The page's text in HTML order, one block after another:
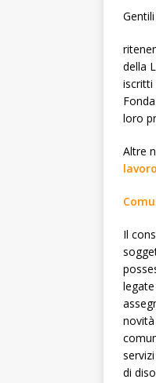
della
iscritti
loro
Altre
Il
novità
di